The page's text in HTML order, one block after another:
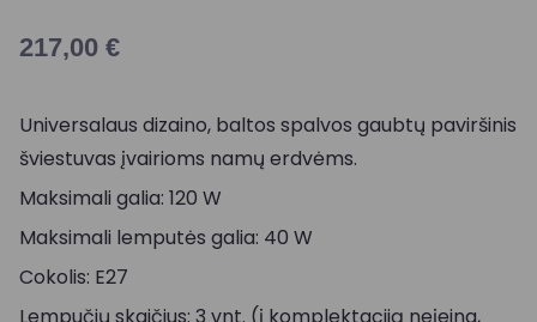
217,00 €
Universalaus dizaino, baltos spalvos gaubtų paviršinis
šviestuvas įvairioms namų erdvėms.
Maksimali galia: 120 W
Maksimali lemputės galia: 40 W
Cokolis: E27